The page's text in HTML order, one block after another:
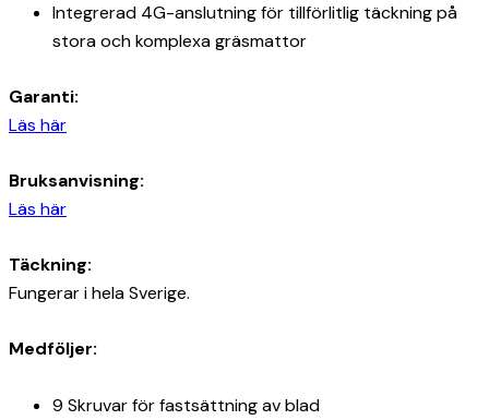
Integrerad 4G-anslutning för tillförlitlig täckning på
stora och komplexa gräsmattor
Garanti:
Läs här
Bruksanvisning:
Läs här
Täckning:
Fungerar i hela Sverige.
Medföljer:
9 Skruvar för fastsättning av blad